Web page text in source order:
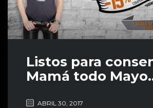
Listos para
Mamá todo
ABRIL 30, 2017